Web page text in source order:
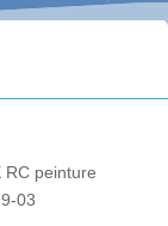
peinture
03